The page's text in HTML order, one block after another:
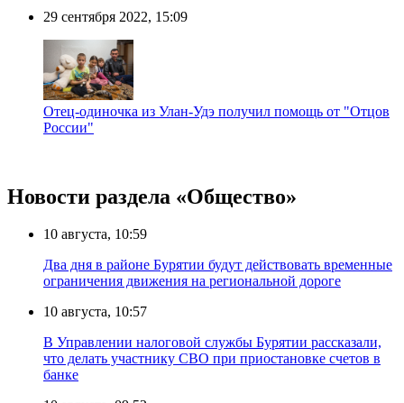
29 сентября 2022, 15:09
Отец-одиночка из Улан-Удэ получил помощь от "Отцов
России"
Новости раздела «Общество»
10 августа, 10:59
Два дня в районе Бурятии будут действовать временные
ограничения движения на региональной дороге
10 августа, 10:57
В Управлении налоговой службы Бурятии рассказали,
что делать участнику СВО при приостановке счетов в
банке